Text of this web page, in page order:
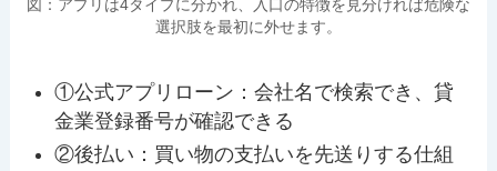
図：アプリは4タイプに分かれ、入口の特徴を見分ければ危険な
選択肢を最初に外せます。
①公式アプリローン：会社名で検索でき、貸
金業登録番号が確認できる
②後払い：買い物の支払いを先送りする仕組